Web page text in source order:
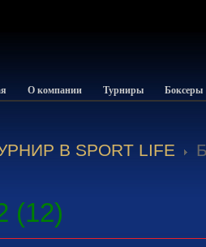
О компании Турниры Боксеры
В SPORT LIFE
(12)